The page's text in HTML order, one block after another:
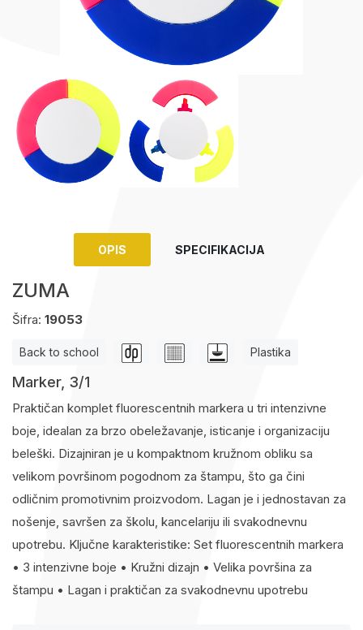
OPIS SPECIFIKACIJA
ZUMA
Šifra: 19053
Back to school Plastika
Marker, 3/1
Praktičan komplet fluorescentnih markera u tri intenzivne
boje, idealan za brzo obeležavanje, isticanje i organizaciju
beleški. Dizajniran je u kompaktnom kružnom obliku sa
velikom površinom pogodnom za štampu, što ga čini
odličnim promotivnim proizvodom. Lagan je i jednostavan za
nošenje, savršen za školu, kancelariju ili svakodnevnu
upotrebu. Ključne karakteristike: Set fluorescentnih markera
• 3 intenzivne boje • Kružni dizajn • Velika površina za
štampu • Lagan i praktičan za svakodnevnu upotrebu
Tech portfolio